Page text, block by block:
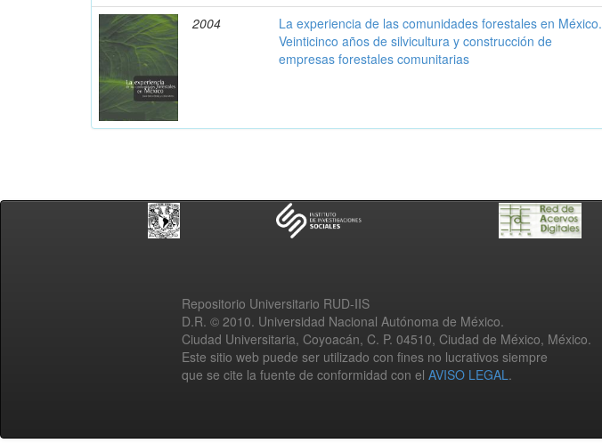
2004
La experiencia de las comunidades forestales en México.
Veinticinco años de silvicultura y construcción de
empresas forestales comunitarias
Repositorio Universitario RUD-IIS
D.R. © 2010. Universidad Nacional Autónoma de México.
Ciudad Universitaria, Coyoacán, C. P. 04510, Ciudad de México, México.
Este sitio web puede ser utilizado con fines no lucrativos siempre
que se cite la fuente de conformidad con el AVISO LEGAL.